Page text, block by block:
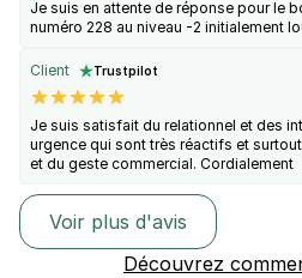
Je suis en attente de réponse pour le
numéro 228 au niveau -2 initialement
Client Trustpilot
Je suis satisfait du relationnel et des
urgence qui sont très réactifs et
et du geste commercial. Cordialement
Voir plus d'avis
Découvrez